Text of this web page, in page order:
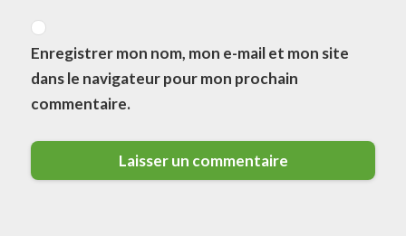
Enregistrer mon nom, mon e-mail et mon site
dans le navigateur pour mon prochain
commentaire.